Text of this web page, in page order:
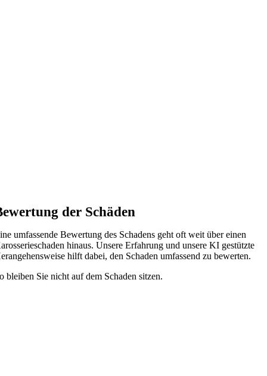
der Schäden
umfassende Bewertung des Schadens geht oft weit über einen
hinaus. Unsere Erfahrung und unsere KI gestützte
hilft dabei, den Schaden umfassend zu bewerten.
bleiben Sie nicht auf dem Schaden sitzen.